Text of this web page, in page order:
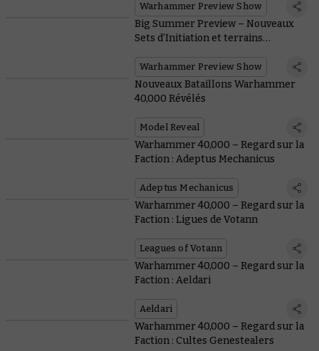
Warhammer Preview Show
Big Summer Preview – Nouveaux
Sets d’Initiation et terrains
Warhammer Preview Show
Nouveaux Bataillons Warhammer
40,000 Révélés
Model Reveal
Warhammer 40,000 – Regard sur la
Faction : Adeptus Mechanicus
Adeptus Mechanicus
Warhammer 40,000 – Regard sur la
Faction : Ligues de Votann
Leagues of Votann
Warhammer 40,000 – Regard sur la
Faction : Aeldari
Aeldari
Warhammer 40,000 – Regard sur la
Faction : Cultes Genestealers